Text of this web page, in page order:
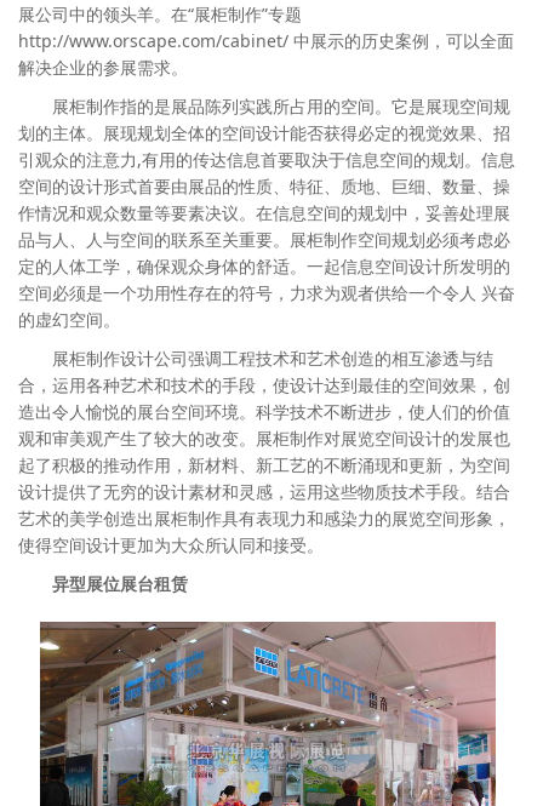
展公司中的领头羊。在“展柜制作”专题
http://www.orscape.com/cabinet/ 中展示的历史案例，可以全面
解决企业的参展需求。
展柜制作指的是展品陈列实践所占用的空间。它是展现空间规
划的主体。展现规划全体的空间设计能否获得必定的视觉效果、招
引观众的注意力,有用的传达信息首要取決于信息空间的规划。信息
空间的设计形式首要由展品的性质、特征、质地、巨细、数量、操
作情况和观众数量等要素决议。在信息空间的规划中，妥善处理展
品与人、人与空间的联系至关重要。展柜制作空间规划必须考虑必
定的人体工学，确保观众身体的舒适。一起信息空间设计所发明的
空间必须是一个功用性存在的符号，力求为观者供给一个令人 兴奋
的虚幻空间。
展柜制作设计公司强调工程技术和艺术创造的相互渗透与结
合，运用各种艺术和技术的手段，使设计达到最佳的空间效果，创
造出令人愉悦的展台空间环境。科学技术不断进步，使人们的价值
观和审美观产生了较大的改变。展柜制作对展览空间设计的发展也
起了积极的推动作用，新材料、新工艺的不断涌现和更新，为空间
设计提供了无穷的设计素材和灵感，运用这些物质技术手段。结合
艺术的美学创造出展柜制作具有表现力和感染力的展览空间形象，
使得空间设计更加为大众所认同和接受。
异型展位展台租赁